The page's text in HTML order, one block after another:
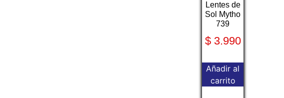
Lentes de
Sol Mytho
739
$3.990
Añadir al
carrito